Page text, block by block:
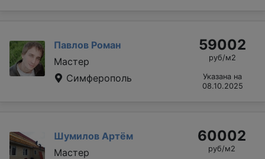
Павлов Роман
Мастер
Симферополь
59002
руб/м2
Указана на
08.10.2025
Шумилов Артём
Мастер
60002
руб/м2